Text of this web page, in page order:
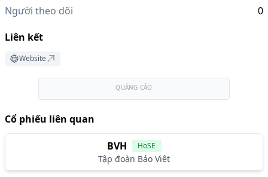
Người theo dõi
0
Liên kết
Website
QUẢNG CÁO
Cổ phiếu liên quan
BVH HoSE
Tập đoàn Bảo Việt